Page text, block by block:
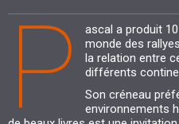
P
ascal a produit
monde des
la relation entre
différents
Son créneau
environnements